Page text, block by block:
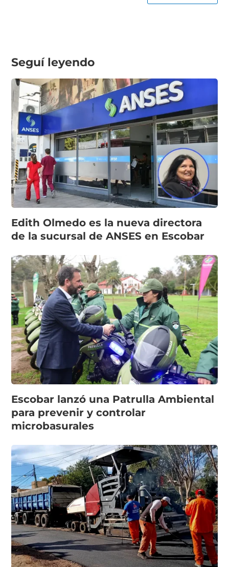
Seguí leyendo
Edith Olmedo es la nueva directora
de la sucursal de ANSES en Escobar
Escobar lanzó una Patrulla Ambiental
para prevenir y controlar
microbasurales